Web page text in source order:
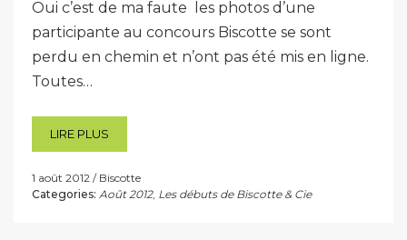
Oui c’est de ma faute les photos d’une
participante au concours Biscotte se sont
perdu en chemin et n’ont pas été mis en ligne.
Toutes…
LIRE PLUS
1 août 2012
Biscotte
Categories: Août 2012, Les débuts de Biscotte & Cie